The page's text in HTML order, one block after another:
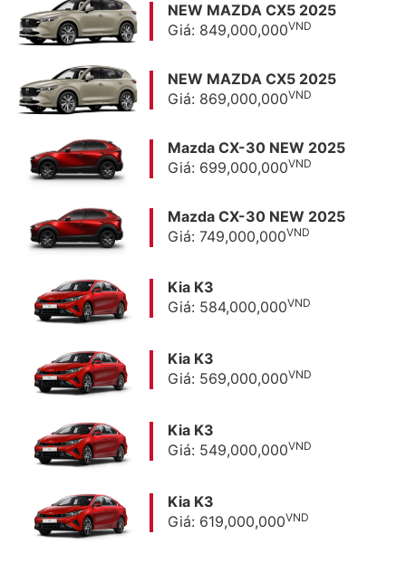
NEW MAZDA CX5 2025
Giá: 849,000,000VND
NEW MAZDA CX5 2025
Giá: 869,000,000VND
Mazda CX-30 NEW 2025
Giá: 699,000,000VND
Mazda CX-30 NEW 2025
Giá: 749,000,000VND
Kia K3
Giá: 584,000,000VND
Kia K3
Giá: 569,000,000VND
Kia K3
Giá: 549,000,000VND
Kia K3
Giá: 619,000,000VND